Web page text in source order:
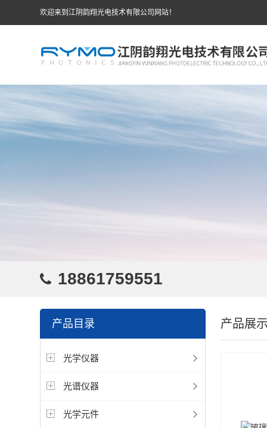
欢迎来到江阴韵翔光电技术有限公司网站！
18861759551
产品目录
光学仪器
光谱仪器
光学元件
产品展